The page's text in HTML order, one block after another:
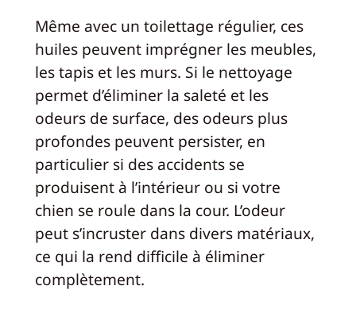
Même avec un toilettage régulier, ces
huiles peuvent imprégner les meubles,
les tapis et les murs. Si le nettoyage
permet d’éliminer la saleté et les
odeurs de surface, des odeurs plus
profondes peuvent persister, en
particulier si des accidents se
produisent à l’intérieur ou si votre
chien se roule dans la cour. L’odeur
peut s’incruster dans divers matériaux,
ce qui la rend difficile à éliminer
complètement.